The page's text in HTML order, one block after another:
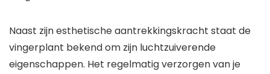
Naast zijn esthetische aantrekkingskracht staat de
vingerplant bekend om zijn luchtzuiverende
eigenschappen. Het regelmatig verzorgen van je